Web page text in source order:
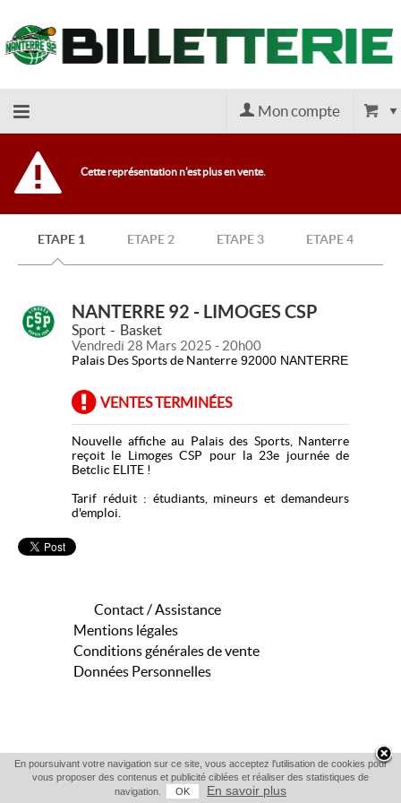
Retour
l'accueil
Retour
Mon compte
Cette représentation n'est plus en vente.
ETAPE 1 ETAPE 2 ETAPE 3 ETAPE 4
NANTERRE 92 - LIMOGES CSP
Sport Basket
Vendredi 28 Mars 2025 - 20h00
Palais Des Sports de Nanterre 92000 NANTERRE
VENTES TERMINÉES
Nouvelle affiche au Palais des Sports, Nanterre
reçoit le Limoges CSP pour la 23e journée de
Betclic ELITE !
Tarif réduit : étudiants, mineurs et demandeurs
d'emploi.
Contact / Assistance
Mentions légales
Conditions générales de vente
Données Personnelles
En poursuivant votre navigation sur ce site, vous acceptez l'utilisation de cookies pour
vous proposer des contenus et publicité ciblées et réaliser des statistiques de
navigation.
OK En savoir plus